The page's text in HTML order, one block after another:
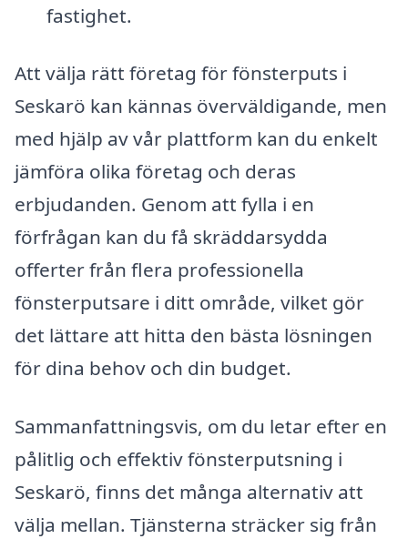
fastighet.
Att välja rätt företag för fönsterputs i
Seskarö kan kännas överväldigande, men
med hjälp av vår plattform kan du enkelt
jämföra olika företag och deras
erbjudanden. Genom att fylla i en
förfrågan kan du få skräddarsydda
offerter från flera professionella
fönsterputsare i ditt område, vilket gör
det lättare att hitta den bästa lösningen
för dina behov och din budget.
Sammanfattningsvis, om du letar efter en
pålitlig och effektiv fönsterputsning i
Seskarö, finns det många alternativ att
välja mellan. Tjänsterna sträcker sig från